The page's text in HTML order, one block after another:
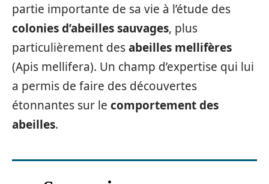
partie importante de sa vie à l’étude des
colonies d’abeilles sauvages, plus
particulièrement desabeilles mellifères
(Apis mellifera). Un champ d’expertise qui lui
a permis de faire des découvertes
étonnantes sur le comportement des
abeilles.